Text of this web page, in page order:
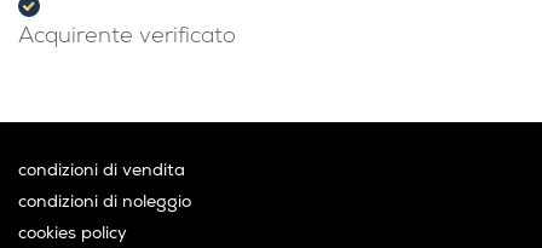
Acquirente verificato
condizioni di vendita
condizioni di noleggio
cookies policy